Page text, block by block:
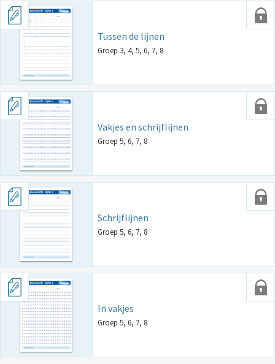
Tussen de lijnen
Groep 3, 4, 5, 6, 7, 8
Vakjes en schrijflijnen
Groep 5, 6, 7, 8
Schrijflijnen
Groep 5, 6, 7, 8
In vakjes
Groep 5, 6, 7, 8